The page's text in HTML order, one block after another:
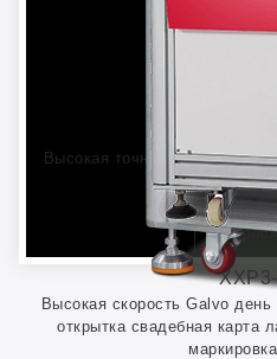
Высокая точность Galvo CO2
Высокая скорость Galvo
открытка свадебная карта